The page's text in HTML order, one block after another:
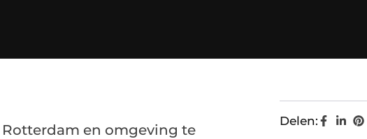
en omgeving te
Delen: